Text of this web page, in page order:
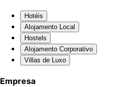
Hotéis
Alojamento Local
Hostels
Alojamento Corporativo
Villas de Luxo
Empresa